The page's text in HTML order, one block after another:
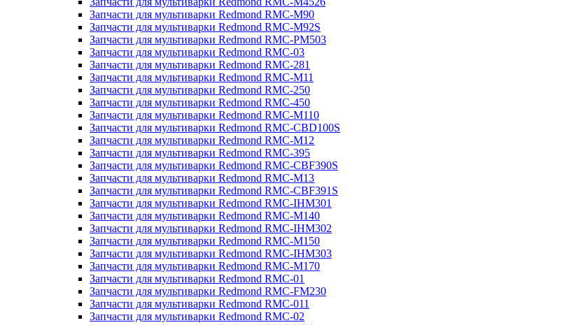
Запчасти для мультиварки Redmond RMC-M90
Запчасти для мультиварки Redmond RMC-M92S
Запчасти для мультиварки Redmond RMC-PM503
Запчасти для мультиварки Redmond RMC-03
Запчасти для мультиварки Redmond RMC-281
Запчасти для мультиварки Redmond RMC-M11
Запчасти для мультиварки Redmond RMC-250
Запчасти для мультиварки Redmond RMC-450
Запчасти для мультиварки Redmond RMC-M110
Запчасти для мультиварки Redmond RMC-CBD100S
Запчасти для мультиварки Redmond RMC-M12
Запчасти для мультиварки Redmond RMC-395
Запчасти для мультиварки Redmond RMC-CBF390S
Запчасти для мультиварки Redmond RMC-M13
Запчасти для мультиварки Redmond RMC-CBF391S
Запчасти для мультиварки Redmond RMC-IHM301
Запчасти для мультиварки Redmond RMC-M140
Запчасти для мультиварки Redmond RMC-IHM302
Запчасти для мультиварки Redmond RMC-M150
Запчасти для мультиварки Redmond RMC-IHM303
Запчасти для мультиварки Redmond RMC-M170
Запчасти для мультиварки Redmond RMC-01
Запчасти для мультиварки Redmond RMC-FM230
Запчасти для мультиварки Redmond RMC-011
Запчасти для мультиварки Redmond RMC-02